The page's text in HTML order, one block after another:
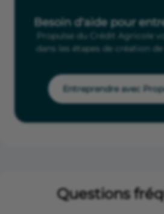
Besoin d'aide pour
Propulse du Crédit Agricole
dans les étapes de création
Entreprendre avec
Questions